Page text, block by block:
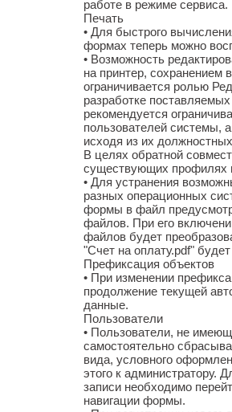
работе в режиме сервиса.
Печать
• Для быстрого
формах теперь можно
• Возможность
на принтер, сохранением
ограничивается ролью
разработке
рекомендуется
пользователей системы,
исходя из их
В целях обратной
существующих профилях
• Для устранения
разных операционных
формы в файл
файлов. При его
файлов будет
"Счет на оплату.pdf"
Префиксация объектов
• При изменении
продолжение текущей
данные.
Пользователи
• Пользователи, не
самостоятельно
вида, условного
этого к администратору.
записи необходимо
навигации формы.